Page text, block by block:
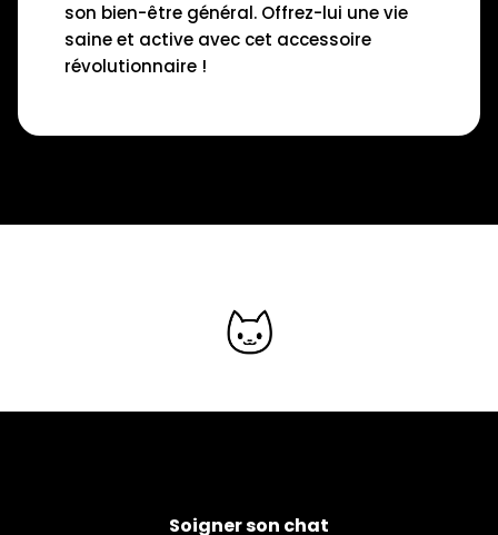
son bien-être général. Offrez-lui une vie
saine et active avec cet accessoire
révolutionnaire !
Soigner son chat